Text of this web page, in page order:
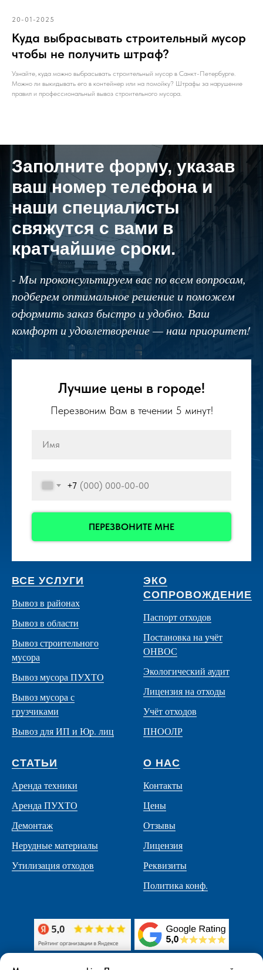
20-01-2025
Куда выбрасывать строительный мусор
чтобы не получить штраф?
Узнайте, куда можно выбрасывать строительный мусор в Санкт-Петербурге.
Можно ли выкидывать его в контейнер или на помойку? Штрафы за нарушение
правил и профессиональный вывоз строительного мусора.
Заполните форму, указав
ваш номер телефона и
наши специалисты
свяжутся с вами в
кратчайшие сроки.
- Мы проконсультируем вас по всем вопросам,
подберем оптимальное решение и поможем
оформить заказ быстро и удобно. Ваш
комфорт и удовлетворение — наш приоритет!
Лучшие цены в городе!
Перезвоним Вам в течении 5 минут!
+7
ПЕРЕЗВОНИТЕ МНЕ
ВСЕ УСЛУГИ
Вывоз в районах
Вывоз в области
Вывоз строительного
мусора
Вывоз мусора ПУХТО
Вывоз мусора с
грузчиками
Вывоз для ИП и Юр. лиц
ЭКО
СОПРОВОЖДЕНИЕ
Паспорт отходов
Постановка на учёт
ОНВОС
Экологический аудит
Лицензия на отходы
Учёт отходов
ПНООЛР
СТАТЬИ
Аренда техники
Аренда ПУХТО
Демонтаж
Нерудные материалы
Утилизация отходов
О НАС
Контакты
Цены
Отзывы
Лицензия
Реквизиты
Политика конф.